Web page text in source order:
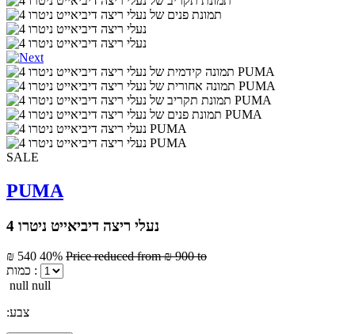
SALE
PUMA
נעלי ריצה דיביאייט ניטרו 4
₪ 540 40% Price reduced from₪ 900 to
כמות :
null null
:צבע